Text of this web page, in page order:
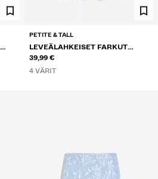
PETITE & TALL
LEVEÄLAHKEISET FARKUT
KIETAISUVYÖTÄRÖLLÄ
39,99 €
4 VÄRIT